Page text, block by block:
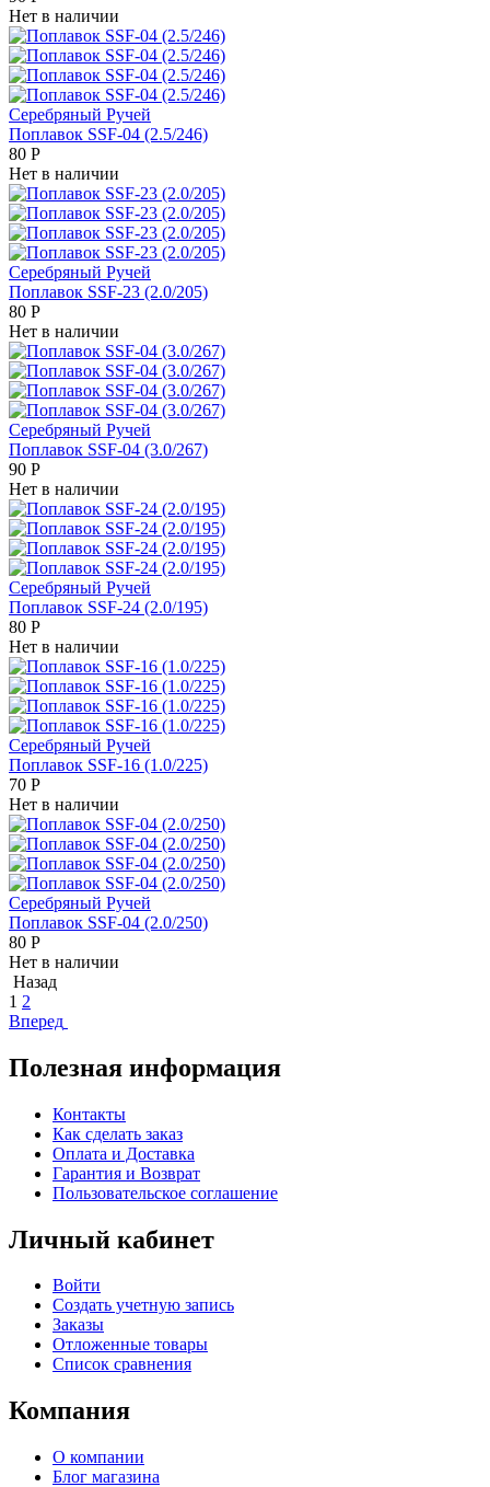
Нет в наличии
Серебряный Ручей
Поплавок SSF-04 (2.5/246)
80 Р
Нет в наличии
Серебряный Ручей
Поплавок SSF-23 (2.0/205)
80 Р
Нет в наличии
Серебряный Ручей
Поплавок SSF-04 (3.0/267)
90 Р
Нет в наличии
Серебряный Ручей
Поплавок SSF-24 (2.0/195)
80 Р
Нет в наличии
Серебряный Ручей
Поплавок SSF-16 (1.0/225)
70 Р
Нет в наличии
Серебряный Ручей
Поплавок SSF-04 (2.0/250)
80 Р
Нет в наличии
Назад
1 2
Вперед
Полезная информация
Контакты
Как сделать заказ
Оплата и Доставка
Гарантия и Возврат
Пользовательское соглашение
Личный кабинет
Войти
Создать учетную запись
Заказы
Отложенные товары
Список сравнения
Компания
О компании
Блог магазина